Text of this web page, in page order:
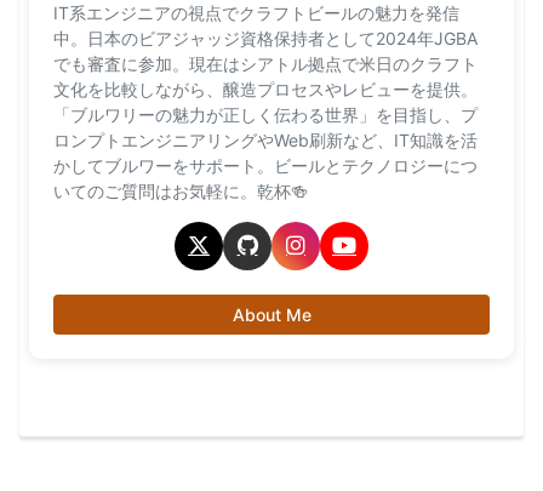
IT系エンジニアの視点でクラフトビールの魅力を発信
中。日本のビアジャッジ資格保持者として2024年JGBA
でも審査に参加。現在はシアトル拠点で米日のクラフト
文化を比較しながら、醸造プロセスやレビューを提供。
「ブルワリーの魅力が正しく伝わる世界」を目指し、プ
ロンプトエンジニアリングやWeb刷新など、IT知識を活
かしてブルワーをサポート。ビールとテクノロジーにつ
いてのご質問はお気軽に。乾杯🍻
About Me